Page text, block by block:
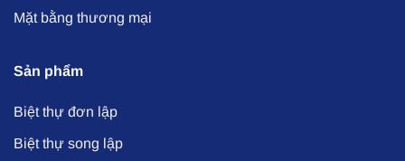
Mặt bằng thương mại
Sản phẩm
Biệt thự đơn lập
Biệt thự song lập